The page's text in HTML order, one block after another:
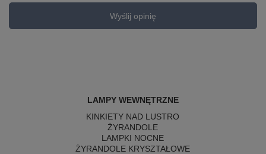
Wyślij opinię
LAMPY WEWNĘTRZNE
KINKIETY NAD LUSTRO
ŻYRANDOLE
LAMPKI NOCNE
ŻYRANDOLE KRYSZTAŁOWE